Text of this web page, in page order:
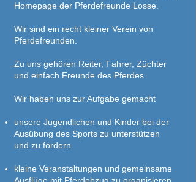
Homepage der Pferdefreunde Losse.
Wir sind ein recht kleiner Verein von
Pferdefreunden.
Zu uns gehören Reiter, Fahrer, Züchter
und einfach Freunde des Pferdes.
Wir haben uns zur Aufgabe gemacht
unsere Jugendlichen und Kinder bei der
Ausübung des Sports zu unterstützen
und zu fördern
kleine Veranstaltungen und gemeinsame